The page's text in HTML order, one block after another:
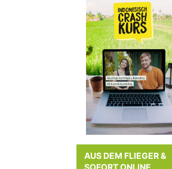
AUS DEM FLIEGER &